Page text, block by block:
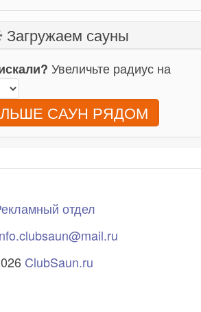
Загружаем сауны
Увеличьте радиус на
САУН РЯДОМ
отдел
ClubSaun.ru